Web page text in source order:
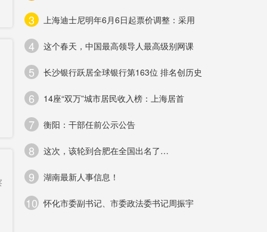
3 上海迪士尼明年6月6日起票价调整：采用
4 这个春天，中国最高领导人最高级别网课
5 长沙银行跃居全球银行第163位 排名创历史
6 14座“双万”城市居民收入榜：上海居首
7 衡阳：干部任前公示公告
8 这次，该轮到合肥在全国出名了…
9 湖南最新人事信息！
10 怀化市委副书记、市委政法委书记周振宇